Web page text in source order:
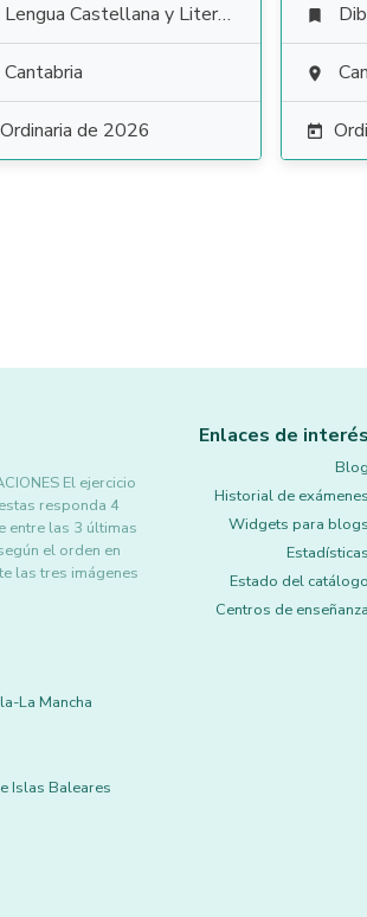
Lengua Castellana y Literatura
Cantabria
Ordinaria de 2026



El ejercicio
responda 4
entre las 3 últimas
el orden en
las tres imágenes
La Mancha
Islas Baleares
Enlaces de interés
Blog
Historial de exámenes
Widgets para blogs
Estadísticas
Estado del catálogo
Centros de enseñanza